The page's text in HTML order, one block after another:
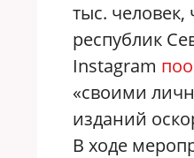
тыс.
республик
Instagram
«своими
изданий
В ходе